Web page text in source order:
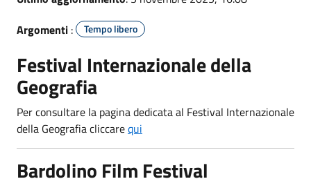
Argomenti : Tempo libero
Festival Internazionale della
Geografia
Per consultare la pagina dedicata al Festival Internazionale
della Geografia cliccarequi
Bardolino Film Festival